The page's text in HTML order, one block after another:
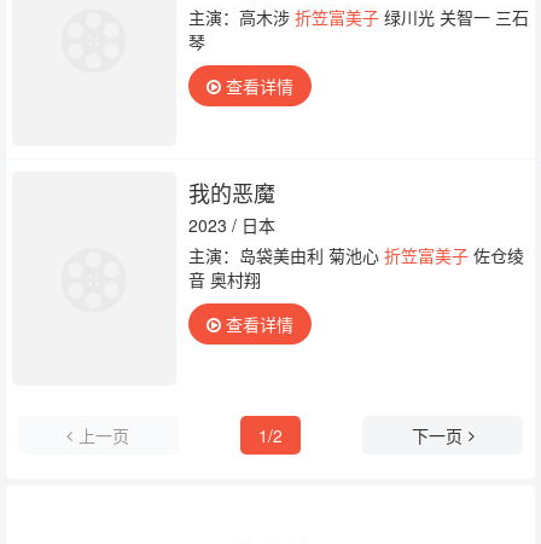
主演：高木涉 折笠富美子绿川光 关智一 三石
琴
查看详情
我的恶魔
2023 / 日本
主演：岛袋美由利 菊池心 折笠富美子佐仓绫
音 奥村翔
查看详情
上一页 1/2 下一页